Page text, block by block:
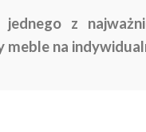
z
na